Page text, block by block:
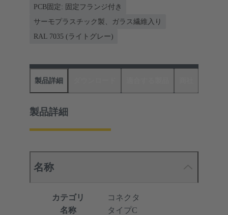
PCB固定: 固定フランジ付き
サーモプラスチック製、ガラス繊維入り
RAL 7035 (ライトグレー)
製品詳細
製品詳細
名称
カテゴリ
コネクタ
名称
タイプC